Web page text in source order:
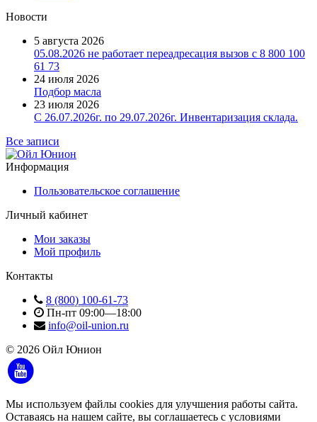
Новости
5 августа 2026
05.08.2026 не работает переадресация вызов с 8 800 100
61 73
24 июля 2026
Подбор масла
23 июля 2026
С 26.07.2026г. по 29.07.2026г. Инвентаризация склада.
Все записи
Информация
Пользовательское соглашение
Личный кабинет
Мои заказы
Мой профиль
Контакты
8 (800) 100-61-73
Пн-пт 09:00—18:00
info@oil-union.ru
© 2026 Ойл Юнион
Мы используем файлы cookies для улучшения работы сайта.
Оставаясь на нашем сайте, вы соглашаетесь с условиями